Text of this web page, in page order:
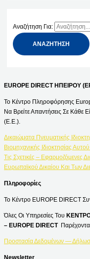
Αναζήτηση Για:
EUROPE DIRECT ΗΠΕΙΡΟΥ
Το Κέντρο Πληροφόρησης
Να Βρείτε Απαντήσεις Σε Κάθε
(Ε.Ε.).
Δικαιώματα Πνευματικής
Βιομηχανικής Ιδιοκτησίας
Τις Σχετικές – Εφαρμοζόμενες
Ευρωπαϊκού Δικαίου Και Των
Πληροφορίες
Το Κέντρο EUROPE DIRECT
Όλες Οι Υπηρεσίες Του
– EUROPE DIRECT
Προστασία Δεδομένων —
Newsletter